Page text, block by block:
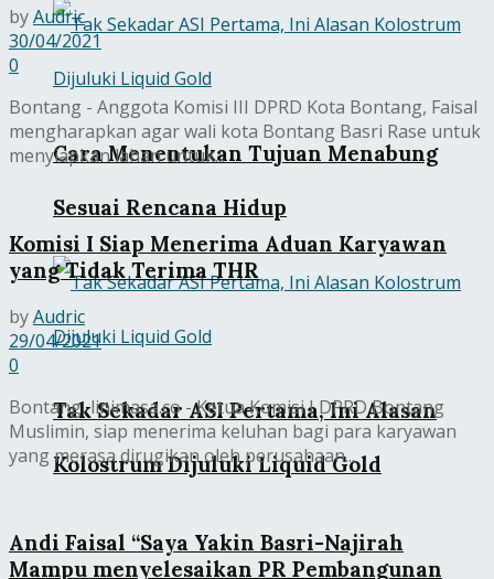
Cara Menentukan Tujuan Menabung
Sesuai Rencana Hidup
Tak Sekadar ASI Pertama, Ini Alasan
Kolostrum Dijuluki Liquid Gold
byAudric
30/04/2021
0
Bontang - Anggota Komisi III DPRD Kota Bontang, Faisal
mengharapkan agar wali kota Bontang Basri Rase untuk
menyiapkan lahan untuk...
Komisi I Siap Menerima Aduan Karyawan
yang Tidak Terima THR
byAudric
29/04/2021
0
Bontang, linimasa.co - Ketua Komisi I DPRD Bontang
Muslimin, siap menerima keluhan bagi para karyawan
yang merasa dirugikan oleh perusahaan...
Andi Faisal “Saya Yakin Basri-Najirah
Mampu menyelesaikan PR Pembangunan